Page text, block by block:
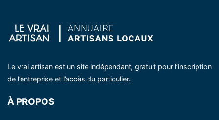
Le vrai artisan est un site indépendant, gratuit pour l’inscription
de l’entreprise et l’accès du particulier.
À PROPOS